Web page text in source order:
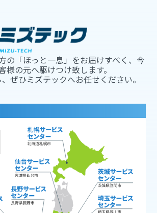
の「ほっと一息」をお届けすべく、今
様の元へ駆けつけ致します。
ぜひミズテックへお任せください。